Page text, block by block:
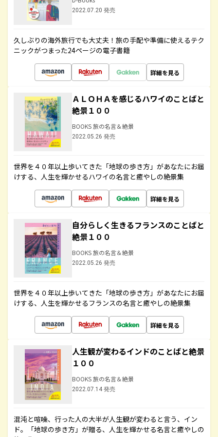
2022.07.20 発売
久しぶりの海外旅行でも大丈夫！旅の手配や準備に使えるテク
ニックがつまった24ページの電子書籍
詳細を見る
ＡＬＯＨＡを感じるハワイのことばと
絶景１００
BOOKS 旅の名言＆絶景
2022.05.26 発売
世界を４０年以上歩いてきた「地球の歩き方」があなたにお届
けする、人生を輝かせるハワイの名言と癒やしの絶景集
詳細を見る
自分らしく生きるフランスのことばと
絶景１００
BOOKS 旅の名言＆絶景
2022.05.26 発売
世界を４０年以上歩いてきた「地球の歩き方」があなたにお届
けする、人生を輝かせるフランスの名言と癒やしの絶景集
詳細を見る
人生観が変わるインドのことばと絶景
１００
BOOKS 旅の名言＆絶景
2022.07.14 発売
混沌と喧噪、行った人の大半が人生観が変わると言う、イン
ド。「地球の歩き方」が贈る、人生を輝かせる名言と癒やしの